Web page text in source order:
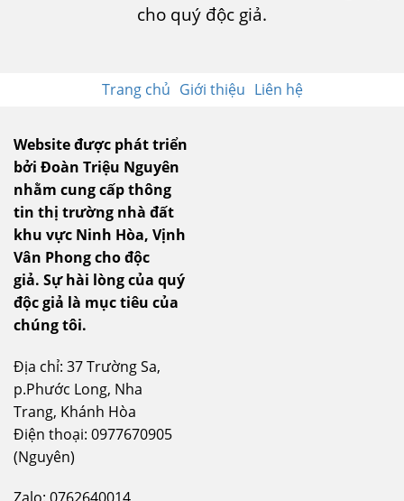
cho quý độc giả.
Trang chủ Giới thiệu Liên hệ
Website được phát triển
bởi Đoàn Triệu Nguyên
nhằm cung cấp thông
tin thị trường nhà đất
khu vực Ninh Hòa, Vịnh
Vân Phong cho độc
giả. Sự hài lòng của quý
độc giả là mục tiêu của
chúng tôi.
Địa chỉ: 37 Trường Sa,
p.Phước Long, Nha
Trang, Khánh Hòa
Điện thoại: 0977670905
(Nguyên)